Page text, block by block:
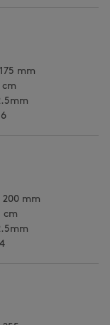
mm
cm
200 mm
cm